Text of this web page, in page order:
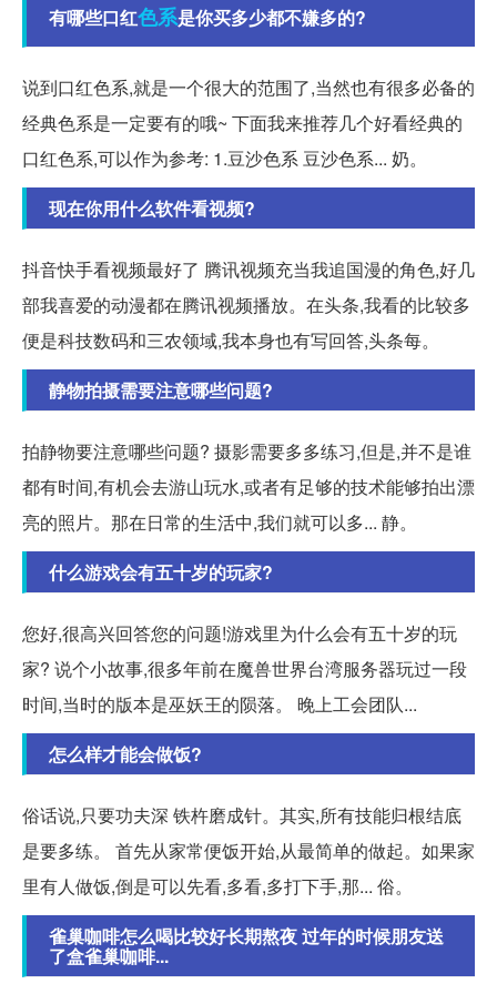
有哪些口红色系是你买多少都不嫌多的?
说到口红色系,就是一个很大的范围了,当然也有很多必备的
经典色系是一定要有的哦~ 下面我来推荐几个好看经典的
口红色系,可以作为参考: 1.豆沙色系 豆沙色系... 奶。
现在你用什么软件看视频?
抖音快手看视频最好了 腾讯视频充当我追国漫的角色,好几
部我喜爱的动漫都在腾讯视频播放。在头条,我看的比较多
便是科技数码和三农领域,我本身也有写回答,头条每。
静物拍摄需要注意哪些问题?
拍静物要注意哪些问题? 摄影需要多多练习,但是,并不是谁
都有时间,有机会去游山玩水,或者有足够的技术能够拍出漂
亮的照片。那在日常的生活中,我们就可以多... 静。
什么游戏会有五十岁的玩家?
您好,很高兴回答您的问题!游戏里为什么会有五十岁的玩
家? 说个小故事,很多年前在魔兽世界台湾服务器玩过一段
时间,当时的版本是巫妖王的陨落。 晚上工会团队...
怎么样才能会做饭?
俗话说,只要功夫深 铁杵磨成针。其实,所有技能归根结底
是要多练。 首先从家常便饭开始,从最简单的做起。如果家
里有人做饭,倒是可以先看,多看,多打下手,那... 俗。
雀巢咖啡怎么喝比较好长期熬夜 过年的时候朋友送
了盒雀巢咖啡...